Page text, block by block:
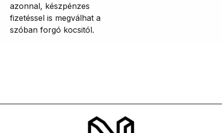
azonnal, készpénzes
fizetéssel is megválhat a
szóban forgó kocsitól.